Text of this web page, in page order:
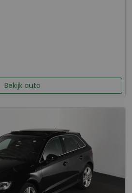
Bekijk auto